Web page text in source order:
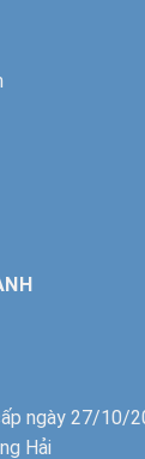
ngày 27/10/
Hải